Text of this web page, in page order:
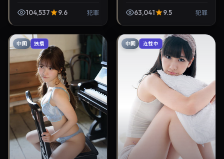
104,537 9.6 犯罪
3月19日正式上映。影片叙事
63,041 9.5 犯罪
中国 独播 中国 连载中